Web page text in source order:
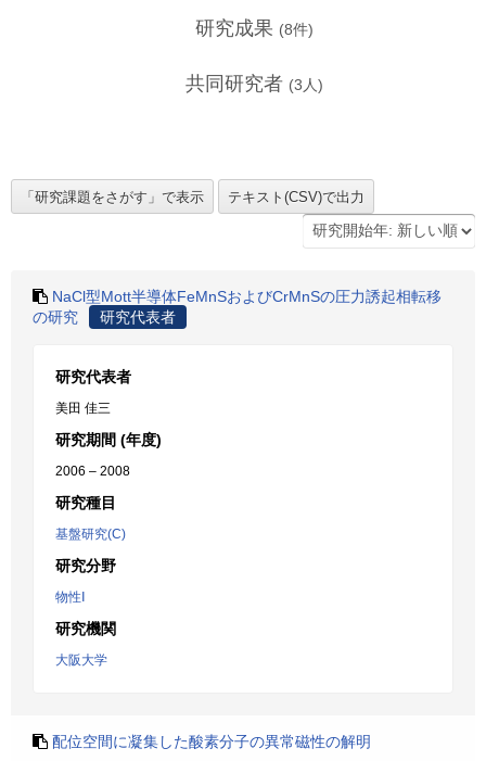
研究成果 (8件)
共同研究者 (3 人)
NaCl型Mott半導体FeMnSおよびCrMnSの圧力誘起相転移
の研究
研究代表者
研究代表者
美田 佳三
研究期間 (年度)
2006 – 2008
研究種目
基盤研究(C)
研究分野
物性Ⅰ
研究機関
大阪大学
配位空間に凝集した酸素分子の異常磁性の解明